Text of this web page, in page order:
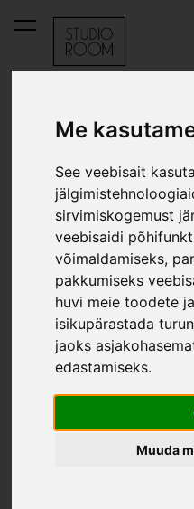
Me
See veebisait
sirvimiskogemust
veebisaidi
võimaldamiseks,
pakkumiseks
huvi meie toodete
isikupärastada
jaoks
edastamiseks.
Muuda
lisati ostukorvi.
Lühikeste käistega
Lühikeste